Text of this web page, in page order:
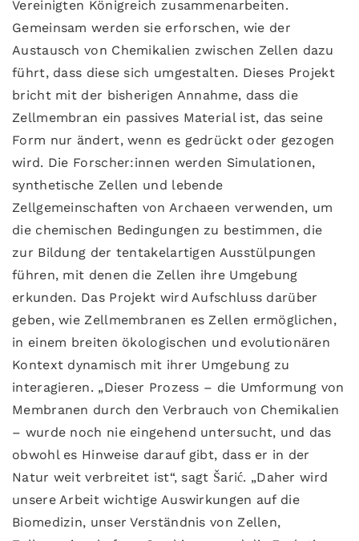
Vereinigten Königreich zusammenarbeiten.
Gemeinsam werden sie erforschen, wie der
Austausch von Chemikalien zwischen Zellen dazu
führt, dass diese sich umgestalten. Dieses Projekt
bricht mit der bisherigen Annahme, dass die
Zellmembran ein passives Material ist, das seine
Form nur ändert, wenn es gedrückt oder gezogen
wird. Die Forscher:innen werden Simulationen,
synthetische Zellen und lebende
Zellgemeinschaften von Archaeen verwenden, um
die chemischen Bedingungen zu bestimmen, die
zur Bildung der tentakelartigen Ausstülpungen
führen, mit denen die Zellen ihre Umgebung
erkunden. Das Projekt wird Aufschluss darüber
geben, wie Zellmembranen es Zellen ermöglichen,
in einem breiten ökologischen und evolutionären
Kontext dynamisch mit ihrer Umgebung zu
interagieren. „Dieser Prozess – die Umformung von
Membranen durch den Verbrauch von Chemikalien
– wurde noch nie eingehend untersucht, und das
obwohl es Hinweise darauf gibt, dass er in der
Natur weit verbreitet ist“, sagt Šarić. „Daher wird
unsere Arbeit wichtige Auswirkungen auf die
Biomedizin, unser Verständnis von Zellen,